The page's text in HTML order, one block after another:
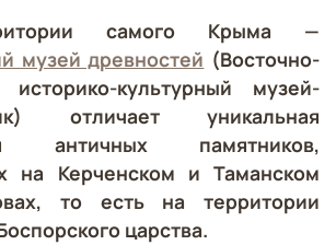
самого Крыма —
музей древностей (Восточно-
историко-культурный музей-
отличает уникальная
античных памятников,
на Керченском и Таманском
то есть на территории
царства.